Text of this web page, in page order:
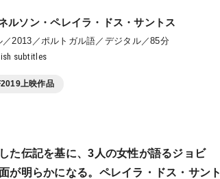
ルソン・ペレイラ・ドス・サントス
／2013／ポルトガル語／デジタル／85分
subtitles
上映作品
た伝記を基に、3人の女性が語るジョビ
が明らかになる。ペレイラ・ドス・サント